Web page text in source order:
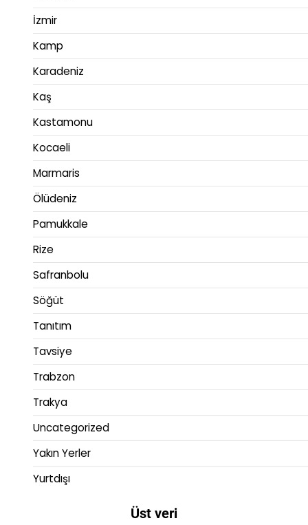
İzmir
Kamp
Karadeniz
Kaş
Kastamonu
Kocaeli
Marmaris
Ölüdeniz
Pamukkale
Rize
Safranbolu
Söğüt
Tanıtım
Tavsiye
Trabzon
Trakya
Uncategorized
Yakın Yerler
Yurtdışı
Üst veri